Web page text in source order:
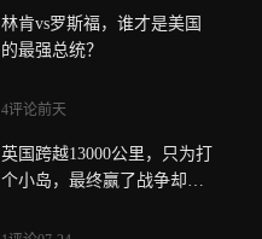
林肯vs罗斯福，谁才是美国
的最强总统？
4评论前天
英国跨越13000公里，只为打
个小岛，最终赢了战争却输